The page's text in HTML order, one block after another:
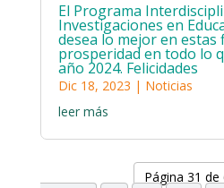
El Programa
Investigaciones en
desea lo mejor en estas
prosperidad en todo lo
año 2024. Felicidades
Dic 18, 2023 | Noticias
leer más
Página 31 de